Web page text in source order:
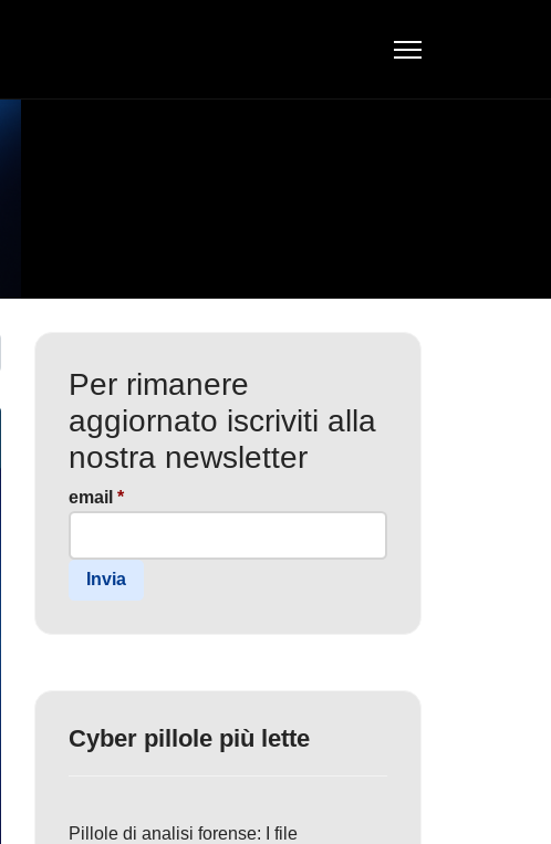
Per rimanere
aggiornato iscriviti alla
nostra newsletter
email *
Invia
Cyber pillole più lette
Pillole di analisi forense: I file